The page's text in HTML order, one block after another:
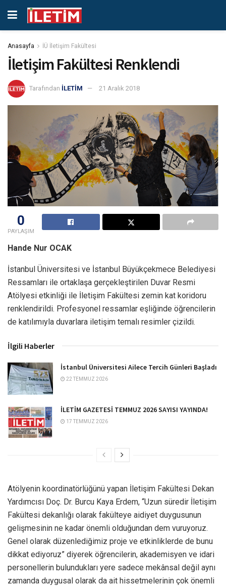
Anasayfa İÜ İletişim Fakültesi
İletişim Fakültesi Renklendi
Tarafından İLETİM 21 Aralık 2018
0
PAYLAŞIM
Hande Nur OCAK
İstanbul Üniversitesi ve İstanbul Büyükçekmece Belediyesi
Ressamları ile ortaklaşa gerçekleştirilen Duvar Resmi
Atölyesi etkinliği ile İletişim Fakültesi zemin kat koridoru
renklendirildi. Profesyonel ressamlar eşliğinde öğrencilerin
de katılımıyla duvarlara iletişim temalı resimler çizildi.
İlgili Haberler
İstanbul Üniversitesi Ailece Tercih Günleri Başladı
22 TEMMUZ 2026
İLETİM GAZETESİ TEMMUZ 2026 SAYISI YAYINDA!
17 TEMMUZ 2026
Atölyenin koordinatörlüğünü yapan İletişim Fakültesi Dekan
Yardımcısı Doç. Dr. Burcu Kaya Erdem, “Uzun süredir İletişim
Fakültesi dekanlığı olarak fakülteye aidiyet duygusunun
gelişmesinin ne kadar önemli olduğundan dem vuruyoruz.
Genel olarak düzenlediğimiz proje ve etkinliklerde de bunu
dikkat ediyoruz” diyerek öğrencilerin, akademisyen ve idari
personellerin bulundukları yere sadece mekânsal değil aynı
zamanda duygusal olarak da ait hissetmelerinin çok önemli